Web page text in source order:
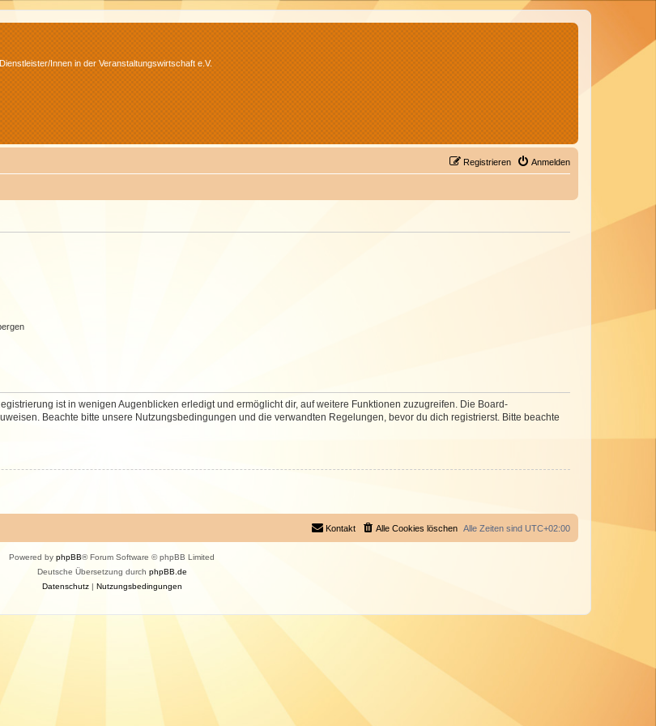
Innen in der Veranstaltungswirtschaft e.V.
Anmelden
Registrieren
ist in wenigen Augenblicken erledigt und ermöglicht dir, auf weitere Funktionen zuzugreifen. Die Board-
Beachte bitte unsere Nutzungsbedingungen und die verwandten Regelungen, bevor du dich registrierst. Bitte beachte
Alle Zeiten sind UTC+02:00
Alle Cookies löschen
Kontakt
Powered by phpBB® Forum Software © phpBB Limited
Deutsche Übersetzung durch phpBB.de
Datenschutz| Nutzungsbedingungen